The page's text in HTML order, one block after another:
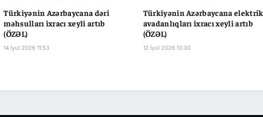
Türkiyənin Azərbaycana dəri
məhsulları ixracı xeyli artıb
(ÖZƏL)
14 İyul 2026 11:53
Türkiyənin Azərbaycana elektrik
avadanlıqları ixracı xeyli artıb
(ÖZƏL)
12 İyul 2026 13:30